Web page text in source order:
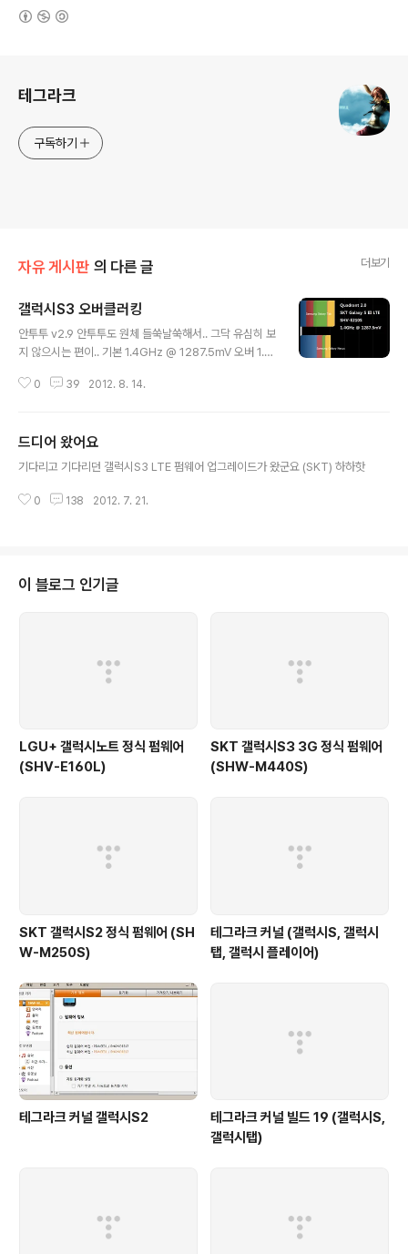
테그라크
구독하기
자유 게시판 의 다른 글 더보기
갤럭시S3 오버클러킹
안투투 v2.9 안투투도 원체 들쑥날쑥해서.. 그닥 유심히 보
지 않으시는 편이.. 기본 1.4GHz @ 1287.5mV 오버 1.6
z @ 1287.5mV 오버 1.6GHz @ 1325mV
0 39 2012. 8. 14.
드디어 왔어요
기다리고 기다리던 갤럭시S3 LTE 펌웨어 업그레이드가 왔군요 (SKT) 하하핫
0 138 2012. 7. 21.
이 블로그 인기글
LGU+ 갤럭시노트 정식 펌웨어
(SHV-E160L)
SKT 갤럭시S3 3G 정식 펌웨어
(SHW-M440S)
SKT 갤럭시S2 정식 펌웨어 (SH
W-M250S)
테그라크 커널 (갤럭시S, 갤럭시
탭, 갤럭시 플레이어)
테그라크 커널 갤럭시S2
테그라크 커널 빌드 19 (갤럭시S,
갤럭시탭)